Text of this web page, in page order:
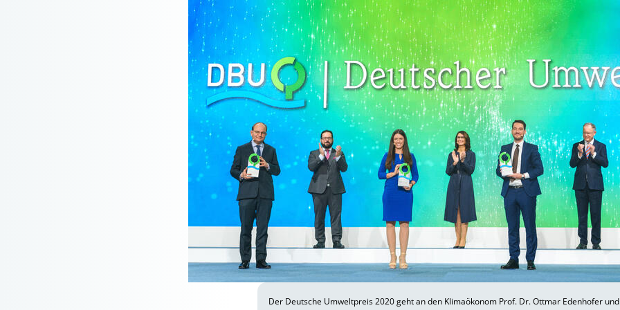
Der Deutsche Umweltpreis 2020 geht an den Klimaökonom Prof. Dr. Ottmar Edenhofer